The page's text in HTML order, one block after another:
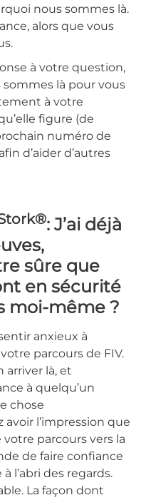
nous sommes là.
alors que vous
à votre question,
sommes là pour vous
à votre
figure (de
numéro de
d’aider d’autres
: J’ai déjà
sûre que
en sécurité
moi-même ?
anxieux à
parcours de FIV.
arriver là, et
à quelqu’un
chose
avoir l’impression que
parcours vers la
de faire confiance
l’abri des regards.
La façon dont